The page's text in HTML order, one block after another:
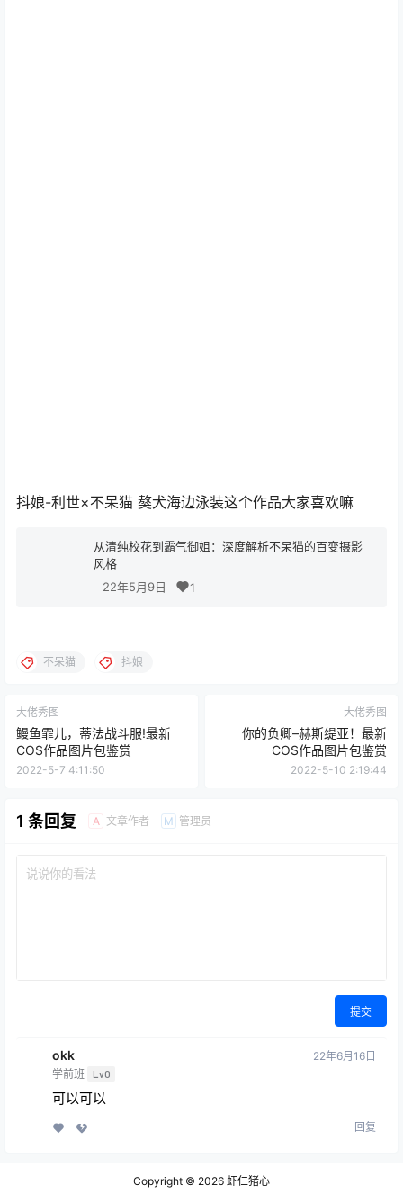
抖娘-利世×不呆猫 獒犬海边泳装这个作品大家喜欢嘛
从清纯校花到霸气御姐：深度解析不呆猫的百变摄影
风格
22年5月9日
1
不呆猫 抖娘
大佬秀图
鳗鱼霏儿，蒂法战斗服!最新
COS作品图片包鉴赏
2022-5-7 4:11:50
大佬秀图
你的负卿–赫斯缇亚！最新
COS作品图片包鉴赏
2022-5-10 2:19:44
1 条回复 A 文章作者 M 管理员
提交
okk
学前班 Lv0
22年6月16日
可以可以
回复
Copyright © 2026 虾仁猪心